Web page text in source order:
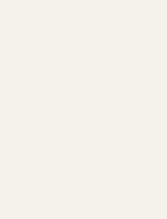
ottimali.
di parassiti e agisci
per chi
giardino con piante
Non solo
ma
Scopri di più su
e inizia a coltivare